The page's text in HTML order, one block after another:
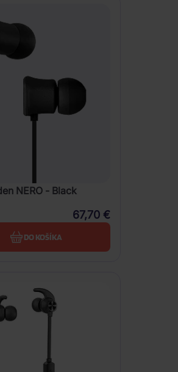
NERO - Black
67,70 €
DO KOŠÍKA